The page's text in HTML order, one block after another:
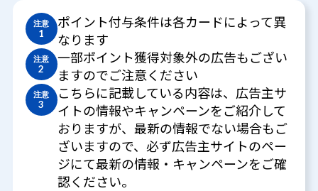
注意
1
ポイント付与条件は各カードによって異
なります
注意
2
一部ポイント獲得対象外の広告もござい
ますのでご注意ください
注意
3
こちらに記載している内容は、広告主サ
イトの情報やキャンペーンをご紹介して
おりますが、最新の情報でない場合もご
ざいますので、必ず広告主サイトのペー
ジにて最新の情報・キャンペーンをご確
認ください。